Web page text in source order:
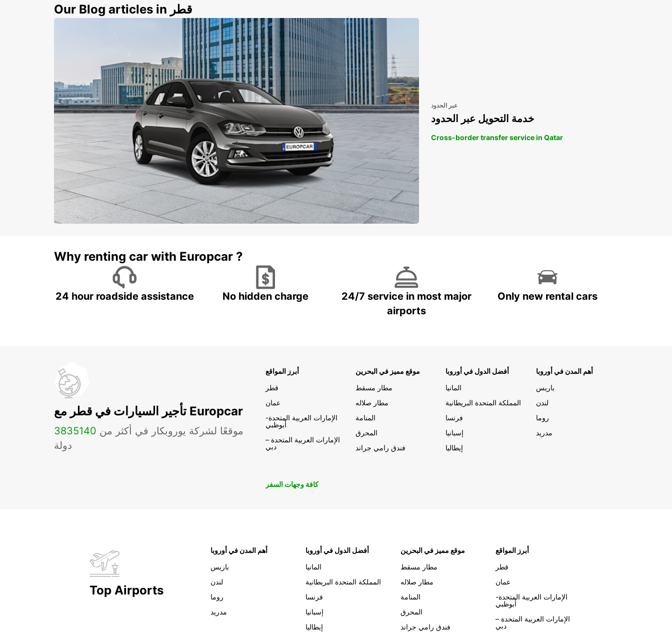
Our Blog articles in قطر
عبر الحدود
خدمة التحويل عبر الحدود
Cross-border transfer service in Qatar
Why renting car with Europcar ?
24 hour roadside assistance No hidden charge
24/7 service in most major
airports
Only new rental cars
تأجير السيارات في قطر مع Europcar
3835 موقعًا لشركة يوروبكار في أكثر من 140
دولة
أبرز المواقع
قطر
عمان
الإمارات العربية المتحدة-
أبوظبي
الإمارات العربية المتحدة –
دبي
موقع مميز في البحرين
مطار مسقط
مطار صلاله
المنامة
المحرق
فندق رامي جراند
أفضل الدول في أوروبا
المانيا
المملكة المتحدة البريطانية
فرنسا
إسبانيا
إيطاليا
أهم المدن في أوروبا
باريس
لندن
روما
مدريد
كافة وجهات السفر
Top Airports
أهم المدن في أوروبا
باريس
لندن
روما
مدريد
أفضل الدول في أوروبا
المانيا
المملكة المتحدة البريطانية
فرنسا
إسبانيا
إيطاليا
موقع مميز في البحرين
مطار مسقط
مطار صلاله
المنامة
المحرق
فندق رامي جراند
أبرز المواقع
قطر
عمان
الإمارات العربية المتحدة-
أبوظبي
الإمارات العربية المتحدة –
دبي